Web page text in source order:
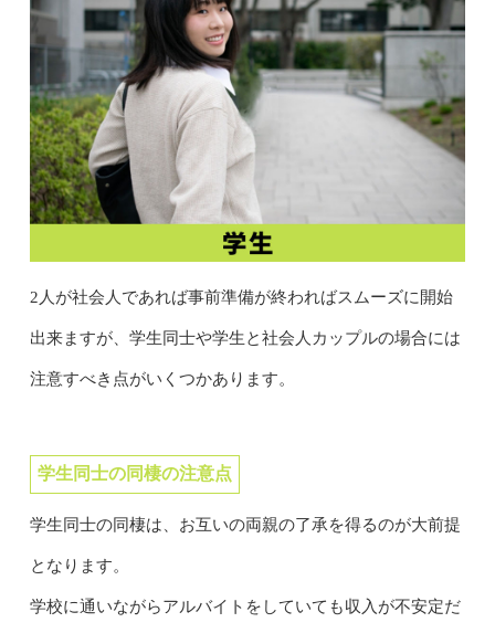
2人が社会人であれば事前準備が終わればスムーズに開始
出来ますが、学生同士や学生と社会人カップルの場合には
注意すべき点がいくつかあります。
学生同士の同棲の注意点
学生同士の同棲は、お互いの両親の了承を得るのが大前提
となります。
学校に通いながらアルバイトをしていても収入が不安定だ